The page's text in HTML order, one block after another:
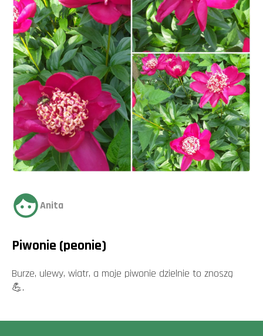
Anita
Piwonie (peonie)
Burze, ulewy, wiatr, a moje piwonie dzielnie to znoszą
💪.